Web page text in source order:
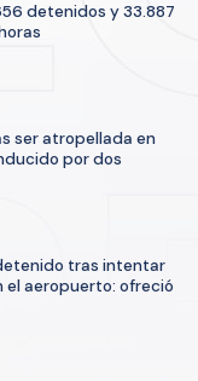
detenidos y 33.887
ser atropellada en
por dos
tras intentar
el aeropuerto: ofreció